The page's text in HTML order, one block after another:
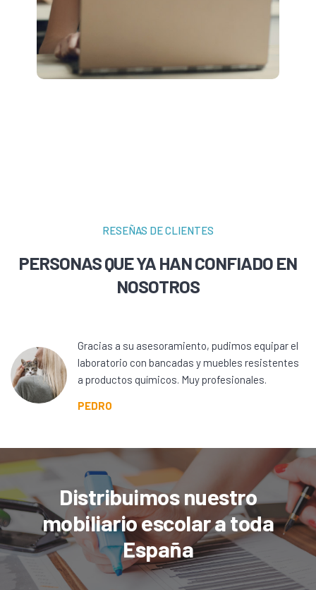
RESEÑAS DE CLIENTES
PERSONAS QUE YA HAN CONFIADO EN
NOSOTROS
Gracias a su asesoramiento, pudimos equipar el
laboratorio con bancadas y muebles resistentes
a productos químicos. Muy profesionales.
PEDRO
Distribuimos nuestro
mobiliario escolar a toda
España